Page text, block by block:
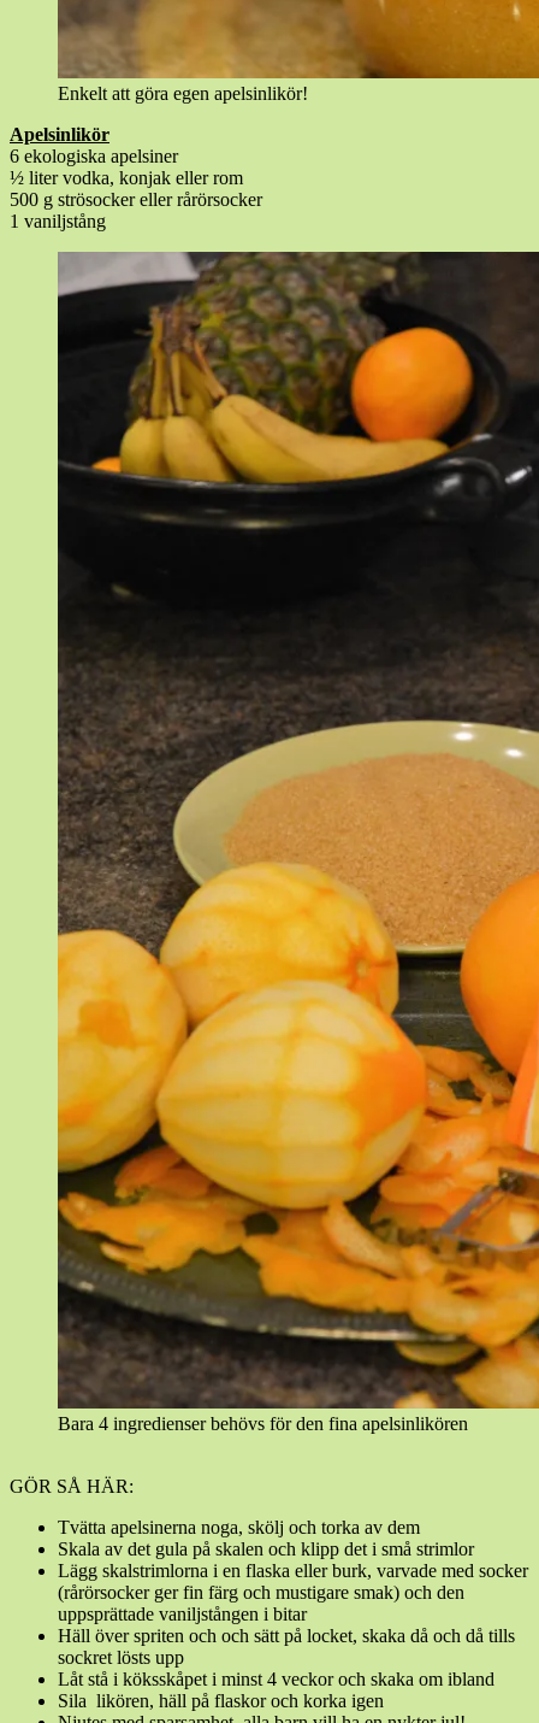
Enkelt att göra egen apelsinlikör!
Apelsinlikör
6 ekologiska apelsiner
½ liter vodka, konjak eller rom
500 g strösocker eller rårörsocker
1 vaniljstång
Bara 4 ingredienser behövs för den fina apelsinlikören
GÖR SÅ HÄR:
Tvätta apelsinerna noga, skölj och torka av dem
Skala av det gula på skalen och klipp det i små strimlor
Lägg skalstrimlorna i en flaska eller burk, varvade med socker
(rårörsocker ger fin färg och mustigare smak) och den
uppsprättade vaniljstången i bitar
Häll över spriten och och sätt på locket, skaka då och då tills
sockret lösts upp
Låt stå i köksskåpet i minst 4 veckor och skaka om ibland
Sila likören, häll på flaskor och korka igen